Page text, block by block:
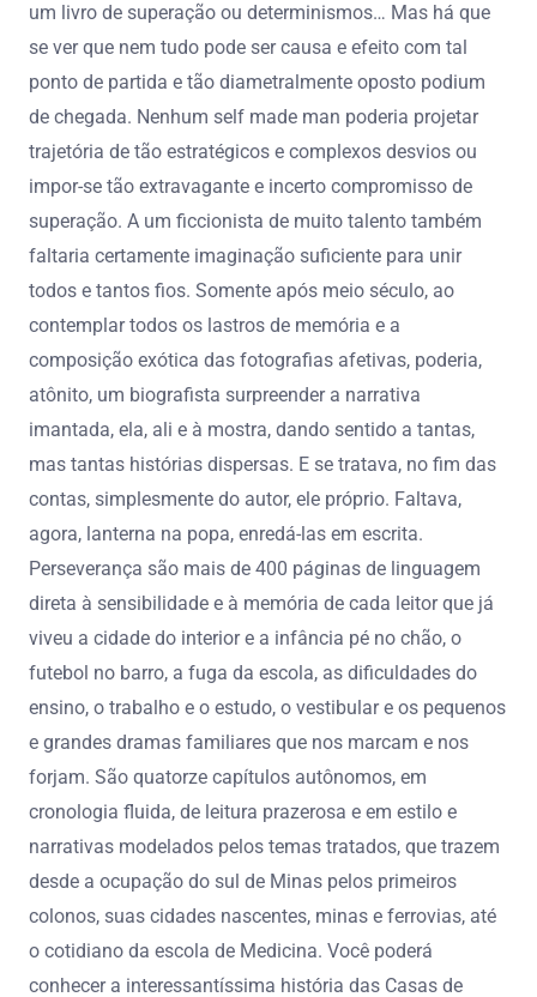
um livro de superação ou determinismos… Mas há que
se ver que nem tudo pode ser causa e efeito com tal
ponto de partida e tão diametralmente oposto podium
de chegada. Nenhum self made man poderia projetar
trajetória de tão estratégicos e complexos desvios ou
impor-se tão extravagante e incerto compromisso de
superação. A um ficcionista de muito talento também
faltaria certamente imaginação suficiente para unir
todos e tantos fios. Somente após meio século, ao
contemplar todos os lastros de memória e a
composição exótica das fotografias afetivas, poderia,
atônito, um biografista surpreender a narrativa
imantada, ela, ali e à mostra, dando sentido a tantas,
mas tantas histórias dispersas. E se tratava, no fim das
contas, simplesmente do autor, ele próprio. Faltava,
agora, lanterna na popa, enredá-las em escrita.
Perseverança são mais de 400 páginas de linguagem
direta à sensibilidade e à memória de cada leitor que já
viveu a cidade do interior e a infância pé no chão, o
futebol no barro, a fuga da escola, as dificuldades do
ensino, o trabalho e o estudo, o vestibular e os pequenos
e grandes dramas familiares que nos marcam e nos
forjam. São quatorze capítulos autônomos, em
cronologia fluida, de leitura prazerosa e em estilo e
narrativas modelados pelos temas tratados, que trazem
desde a ocupação do sul de Minas pelos primeiros
colonos, suas cidades nascentes, minas e ferrovias, até
o cotidiano da escola de Medicina. Você poderá
conhecer a interessantíssima história das Casas de